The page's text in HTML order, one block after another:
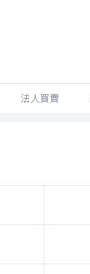
法人買賣